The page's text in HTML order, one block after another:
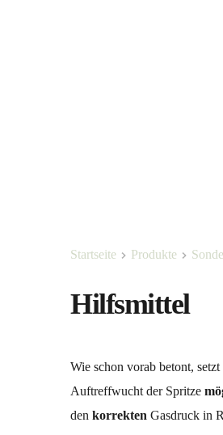
Startseite Produkte
Hilfsmittel
Wie schon vorab betont, setzt
Auftreffwucht der Spritze
den korrekten Gasdruck in